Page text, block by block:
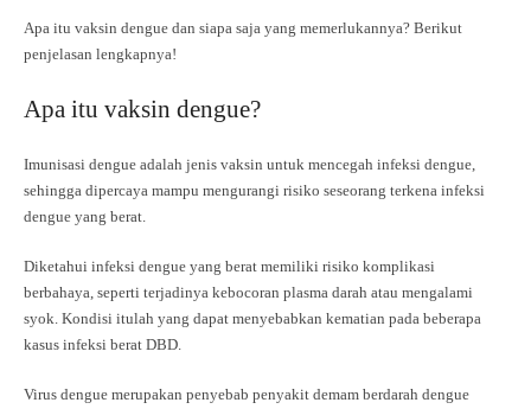
Apa itu vaksin dengue dan siapa saja yang memerlukannya? Berikut
penjelasan lengkapnya!
Apa itu vaksin dengue?
Imunisasi dengue adalah jenis vaksin untuk mencegah infeksi dengue,
sehingga dipercaya mampu mengurangi risiko seseorang terkena infeksi
dengue yang berat.
Diketahui infeksi dengue yang berat memiliki risiko komplikasi
berbahaya, seperti terjadinya kebocoran plasma darah atau mengalami
syok. Kondisi itulah yang dapat menyebabkan kematian pada beberapa
kasus infeksi berat DBD.
Virus dengue merupakan penyebab penyakit demam berdarah dengue